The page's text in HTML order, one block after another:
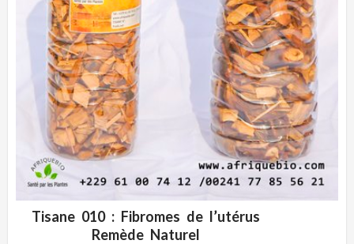
ADD WISHLIST
Tisane 010 : Fibromes de l’utérus
Remède Naturel